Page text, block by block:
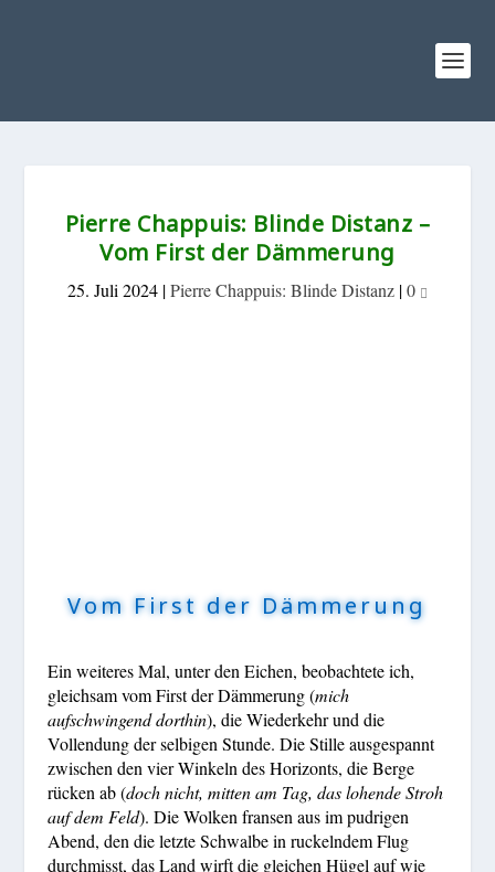
Pierre Chappuis: Blinde Distanz –
Vom First der Dämmerung
25. Juli 2024 |Pierre Chappuis: Blinde Distanz |0
Vom First der Dämmerung
Ein weiteres Mal, unter den Eichen, beobachtete ich,
gleichsam vom First der Dämmerung (mich
aufschwingend dorthin), die Wiederkehr und die
Vollendung der selbigen Stunde. Die Stille ausgespannt
zwischen den vier Winkeln des Horizonts, die Berge
rückenab(doch nicht, mitten am Tag, das lohende Stroh
auf dem Feld). Die Wolken fransen aus im pudrigen
Abend, den die letzte Schwalbe in ruckelndem Flug
durchmisst, das Land wirft die gleichen Hügel auf wie